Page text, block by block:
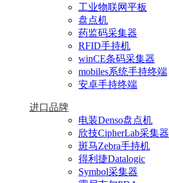
工业物联网平板
盘点机
药监码采集器
RFID手持机
winCE条码采集器
mobiles系统手持终端
安卓手持终端
进口品牌
电装Denso盘点机
欣技CipherLab采集器
斑马Zebra手持机
得利捷Datalogic
Symbol采集器